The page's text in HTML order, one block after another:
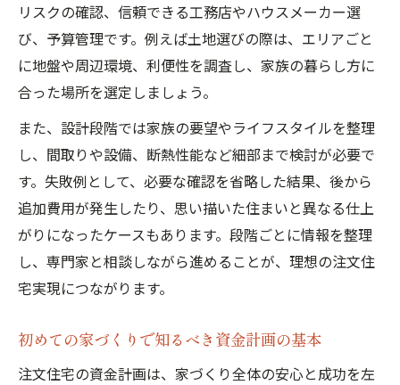
リスクの確認、信頼できる工務店やハウスメーカー選
び、予算管理です。例えば土地選びの際は、エリアごと
に地盤や周辺環境、利便性を調査し、家族の暮らし方に
合った場所を選定しましょう。
また、設計段階では家族の要望やライフスタイルを整理
し、間取りや設備、断熱性能など細部まで検討が必要で
す。失敗例として、必要な確認を省略した結果、後から
追加費用が発生したり、思い描いた住まいと異なる仕上
がりになったケースもあります。段階ごとに情報を整理
し、専門家と相談しながら進めることが、理想の注文住
宅実現につながります。
初めての家づくりで知るべき資金計画の基本
注文住宅の資金計画は、家づくり全体の安心と成功を左